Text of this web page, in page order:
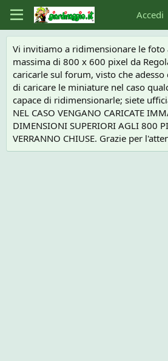
Accedi
Vi invitiamo a ridimensionare le foto
massima di 800 x 600 pixel da
caricarle sul forum, visto che adesso
di caricare le miniature nel caso
capace di ridimensionarle; siete
NEL CASO VENGANO CARICATE
DIMENSIONI SUPERIORI AGLI 800
VERRANNO CHIUSE. Grazie per